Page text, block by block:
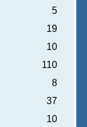
5
19
10
110
8
37
10